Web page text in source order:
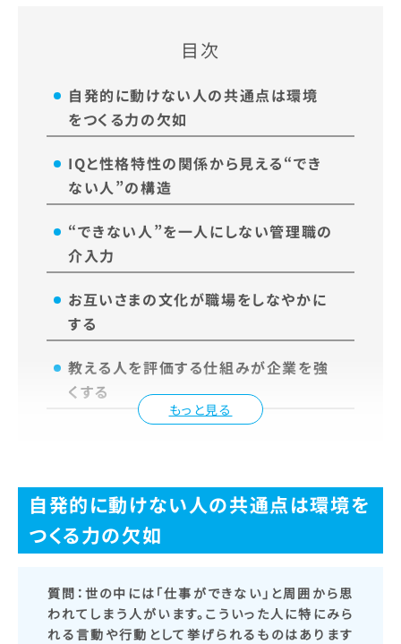
目次
もっと見る
自発的に動けない人の共通点は環境
をつくる力の欠如
IQと性格特性の関係から見える“でき
ない人”の構造
“できない人”を一人にしない管理職の
介入力
お互いさまの文化が職場をしなやかに
する
教える人を評価する仕組みが企業を強
くする
自発的に動けない人の共通点は環境を
つくる力の欠如
質問： 世の中には「仕事ができない」と周囲から思
われてしまう人がいます。こういった人に特にみら
れる言動や行動として挙げられるものはあります